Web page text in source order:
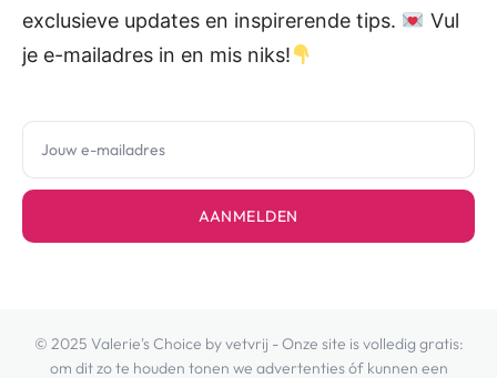
exclusieve updates en inspirerende tips.
Vul
je e-mailadres in en mis niks!
AANMELDEN
© 2025 Valerie's Choice by vetvrij - Onze site is volledig gratis:
om dit zo te houden tonen we advertenties óf kunnen een